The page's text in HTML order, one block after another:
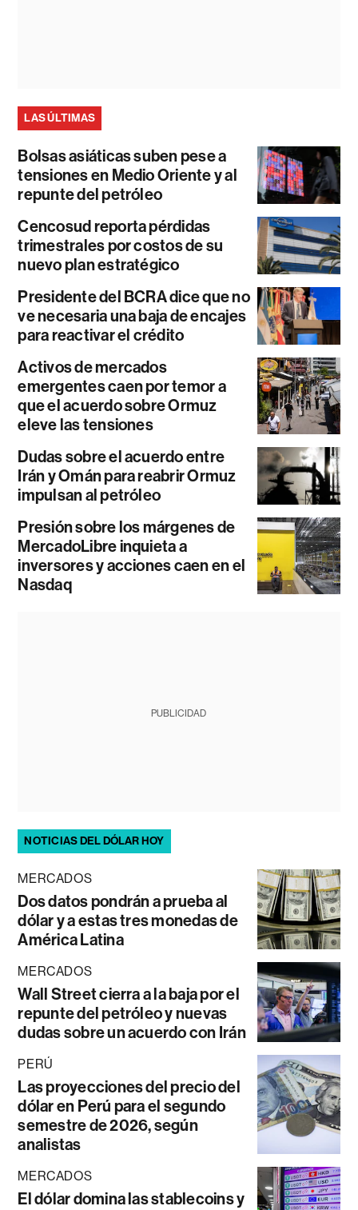
LAS ÚLTIMAS
Bolsas asiáticas suben pese a
tensiones en Medio Oriente y al
repunte del petróleo
Cencosud reporta pérdidas
trimestrales por costos de su
nuevo plan estratégico
Presidente del BCRA dice que no
ve necesaria una baja de encajes
para reactivar el crédito
Activos de mercados
emergentes caen por temor a
que el acuerdo sobre Ormuz
eleve las tensiones
Dudas sobre el acuerdo entre
Irán y Omán para reabrir Ormuz
impulsan al petróleo
Presión sobre los márgenes de
MercadoLibre inquieta a
inversores y acciones caen en el
Nasdaq
PUBLICIDAD
NOTICIAS DEL DÓLAR HOY
MERCADOS
Dos datos pondrán a prueba al
dólar y a estas tres monedas de
América Latina
MERCADOS
Wall Street cierra a la baja por el
repunte del petróleo y nuevas
dudas sobre un acuerdo con Irán
PERÚ
Las proyecciones del precio del
dólar en Perú para el segundo
semestre de 2026, según
analistas
MERCADOS
El dólar domina las stablecoins y